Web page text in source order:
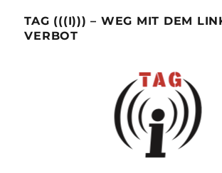
TAG (((I))) – WEG MIT DEM
VERBOT